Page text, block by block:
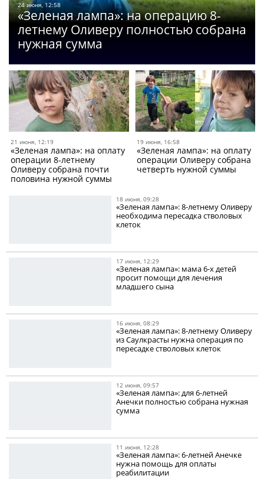
24 июня, 12:58
«Зеленая лампа»: на операцию 8-
летнему Оливеру полностью собрана
нужная сумма
21 июня, 12:19
«Зеленая лампа»: на оплату
операции 8-летнему
Оливеру собрана почти
половина нужной суммы
19 июня, 16:58
«Зеленая лампа»: на оплату
операции Оливеру собрана
четверть нужной суммы
18 июня, 09:28
«Зеленая лампа»: 8-летнему Оливеру
необходима пересадка стволовых
клеток
17 июня, 12:29
«Зеленая лампа»: мама 6-х детей
просит помощи для лечения
младшего сына
16 июня, 08:29
«Зеленая лампа»: 8-летнему Оливеру
из Саулкрасты нужна операция по
пересадке стволовых клеток
12 июня, 09:57
«Зеленая лампа»: для 6-летней
Анечки полностью собрана нужная
сумма
11 июня, 12:28
«Зеленая лампа»: 6-летней Анечке
нужна помощь для оплаты
реабилитации